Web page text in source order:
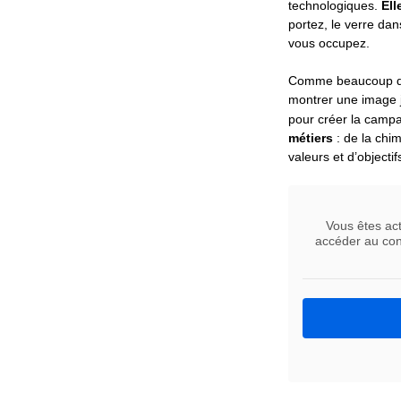
technologiques.
portez, le verre
vous occupez.
Comme beaucoup
montrer une image
pour créer la
métiers : de la
valeurs et
Vous êtes
accéder au